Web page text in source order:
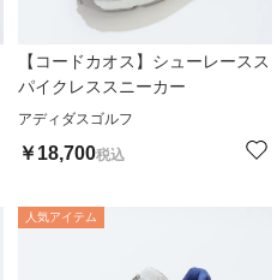
【コードカオス】シューレースス
パイクレススニーカー
アディダスゴルフ
￥18,700税込
人気アイテム